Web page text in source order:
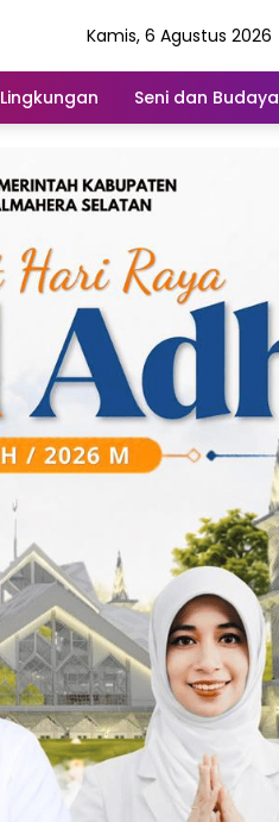
Kamis, 6 Agustus 2026
Lingkungan Seni dan Budaya